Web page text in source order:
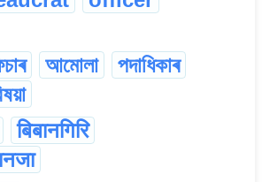
আমোলা
পদাধিকাৰ
बिबानगिरि